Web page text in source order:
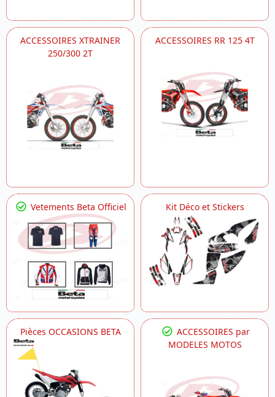
ACCESSOIRES XTRAINER
250/300 2T
ACCESSOIRES RR 125 4T
Vetements Beta Officiel Kit Déco et Stickers
Pièces OCCASIONS BETA
ACCESSOIRES par
MODELES MOTOS